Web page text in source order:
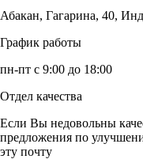
Абакан, Гагарина, 40,
График работы
пн-пт с 9:00 до 18:00
Отдел качества
Если Вы недовольны
предложения по
эту почту